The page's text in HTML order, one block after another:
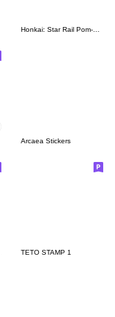
Honkai: Star Rail Pom-Pom Gallery Set 12
Arcaea Stickers
TETO STAMP 1